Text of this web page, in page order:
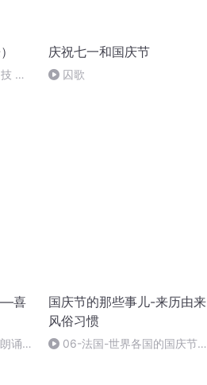
二
庆祝七一和国庆节
囚歌
喜
诵-
国庆节的那些事儿-来历由来
风俗习惯
06-法国-世界各国的国庆节-